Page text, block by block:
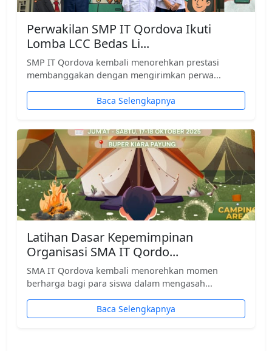
Perwakilan SMP IT Qordova Ikuti
Lomba LCC Bedas Li...
SMP IT Qordova kembali menorehkan prestasi
membanggakan dengan mengirimkan perwa...
Baca Selengkapnya
Latihan Dasar Kepemimpinan
Organisasi SMA IT Qordo...
SMA IT Qordova kembali menorehkan momen
berharga bagi para siswa dalam mengasah...
Baca Selengkapnya